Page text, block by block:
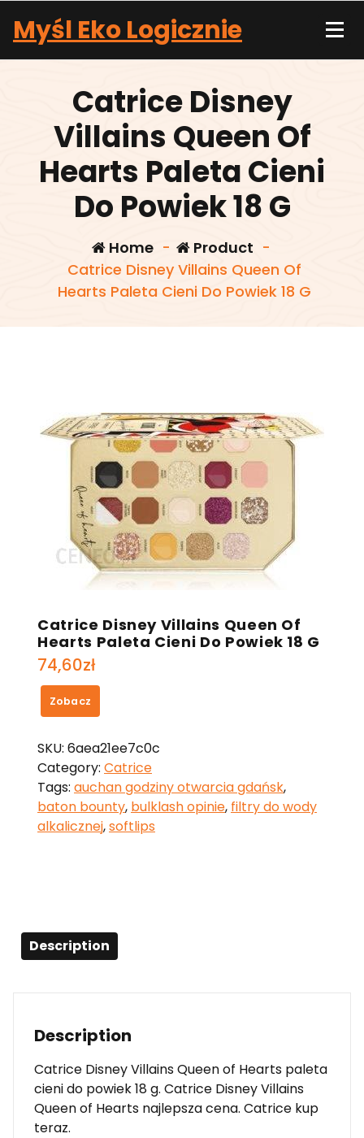
content
Myśl Eko Logicznie
Catrice Disney
Villains Queen Of
Hearts Paleta Cieni
Do Powiek 18 G
Home- Product -
Catrice Disney Villains Queen Of
Hearts Paleta Cieni Do Powiek 18 G
Catrice Disney Villains Queen Of
Hearts Paleta Cieni Do Powiek 18 G
74,60zł
Zobacz
SKU: 6aea21ee7c0c
Category: Catrice
Tags: auchan godziny otwarcia gdańsk,
baton bounty, bulklash opinie, filtry do wody
alkalicznej,softlips
Description
Description
Catrice Disney Villains Queen of Hearts paleta
cieni do powiek 18 g. Catrice Disney Villains
Queen of Hearts najlepsza cena. Catrice kup
teraz.